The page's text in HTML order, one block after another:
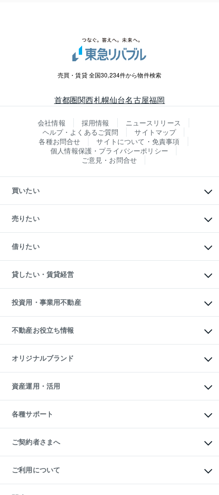
売買・賃貸 全国30,234件から物件検索
首都圏関西札幌仙台名古屋福岡
会社情報 採用情報
ニュースリリース
ヘルプ・よくあるご質問
サイトマップ
各種お問合せ
サイトについて・免責事項
個人情報保護・プライバシーポリシー
ご意見・お問合せ
買いたい
新築・分譲マンションの購入
中古マンションの購入
一戸建ての購入
中古一戸建ての購入
不動産購入の流れ
注目キーワード物件特集
購入ガイド
English 繁体中文簡体中文
売りたい
一戸建ての売却・査定
土地の売却・査定
スピードAI査定
不動産査定について
不動産売却の流れ
不動産買換えの流れ
売却ガイド
借りたい
オフィス・店舗の賃貸
借りるときの流れ
借りるガイド
貸したい・賃貸経営
マンション賃料データ
賃貸管理プラン
リロケーションについて
貸すガイド
投資用・事業用不動産
事業用不動産
マンション投資
投資用マンション
アパート経営
収益物件
ビル購入（ビル一棟）
投資用不動産の売却査定
事業用不動産の売却査定
不動産お役立ち情報
マンションライブラリー
人気マンションランキング
暮らしに役立つ不動産メディア
不動産相場・不動産価格情報
不動産コラム・ニュース
不動産用語集
不動産なんでもネット相談室
住まいの税金
オリジナルブランド
一棟リノベーションマンション
L`GENTE（ルジェンテ）
区分リノベーションマンション
投資用一棟レジデンスWELL
不動産小口投資
LEGACIA（レガシア）
資産運用・活用
不動産M&A
アセットマネジメント・出資
各種サポート
相続サポート
リフォームサポート
ご契約者さまへ
ご紹介・再契約特典
入居者様専用-各種ご案内（賃貸）
東急こすもす会「こすもすWeb」
ご利用について